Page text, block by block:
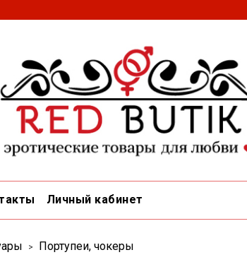
Личный кабинет
Портупеи, чокеры